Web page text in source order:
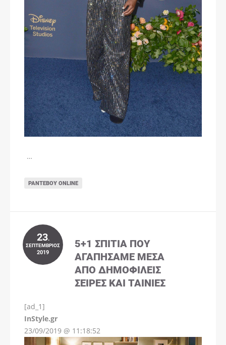
…
ΡΑΝΤΕΒΟΎ ONLINE
23.
ΣΕΠΤΈΜΒΡΙΟΣ
2019
5+1 ΣΠΊΤΙΑ ΠΟΥ
ΑΓΑΠΉΣΑΜΕ ΜΈΣΑ
ΑΠΌ ΔΗΜΟΦΙΛΕΊΣ
ΣΕΙΡΈΣ ΚΑΙ ΤΑΙΝΊΕΣ
[ad_1]
InStyle.gr
23/09/2019 @ 11:18:52